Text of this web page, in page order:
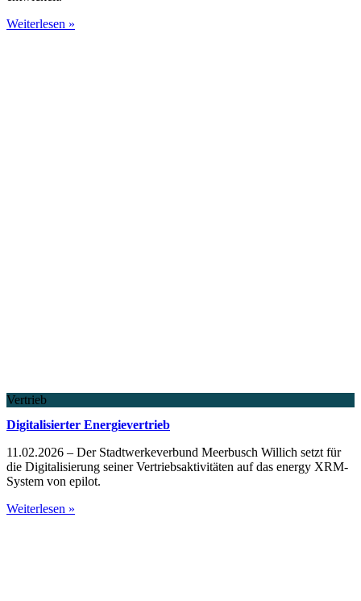
Weiterlesen »
Vertrieb
Digitalisierter Energievertrieb
11.02.2026 – Der Stadtwerkeverbund Meerbusch Willich setzt für
die Digitalisierung seiner Vertriebsaktivitäten auf das energy XRM-
System von epilot.
Weiterlesen »